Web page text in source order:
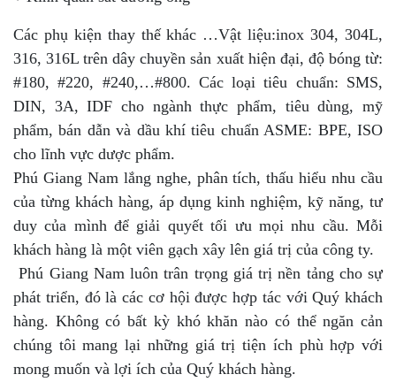
Các phụ kiện thay thế khác …Vật liệu:inox 304, 304L,
316, 316L trên dây chuyền sản xuất hiện đại, độ bóng từ:
#180, #220, #240,…#800. Các loại tiêu chuẩn: SMS,
DIN, 3A, IDF cho ngành thực phẩm, tiêu dùng, mỹ
phẩm, bán dẫn và dầu khí tiêu chuẩn ASME: BPE, ISO
cho lĩnh vực dược phẩm.
Phú Giang Nam lắng nghe, phân tích, thấu hiểu nhu cầu
của từng khách hàng, áp dụng kinh nghiệm, kỹ năng, tư
duy của mình để giải quyết tối ưu mọi nhu cầu. Mỗi
khách hàng là một viên gạch xây lên giá trị của công ty.
Phú Giang Nam luôn trân trọng giá trị nền tảng cho sự
phát triển, đó là các cơ hội được hợp tác với Quý khách
hàng. Không có bất kỳ khó khăn nào có thể ngăn cản
chúng tôi mang lại những giá trị tiện ích phù hợp với
mong muốn và lợi ích của Quý khách hàng.